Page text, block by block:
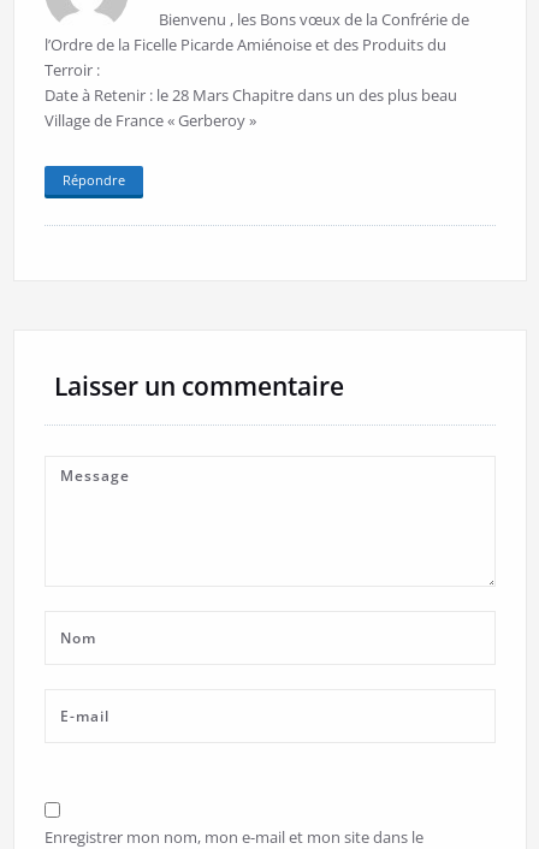
Bienvenu , les Bons vœux de la Confrérie de
l’Ordre de la Ficelle Picarde Amiénoise et des Produits du
Terroir :
Date à Retenir : le 28 Mars Chapitre dans un des plus beau
Village de France « Gerberoy »
Répondre
Laisser un commentaire
Enregistrer mon nom, mon e-mail et mon site dans le